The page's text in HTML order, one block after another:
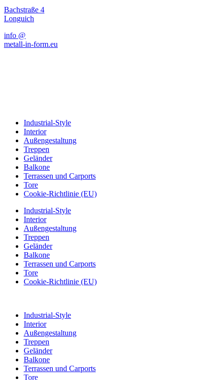
Bachstraße 4
Longuich
info @
metall-in-form.eu
Industrial-Style
Interior
Außengestaltung
Treppen
Geländer
Balkone
Terrassen und Carports
Tore
Cookie-Richtlinie (EU)
Industrial-Style
Interior
Außengestaltung
Treppen
Geländer
Balkone
Terrassen und Carports
Tore
Cookie-Richtlinie (EU)
Industrial-Style
Interior
Außengestaltung
Treppen
Geländer
Balkone
Terrassen und Carports
Tore